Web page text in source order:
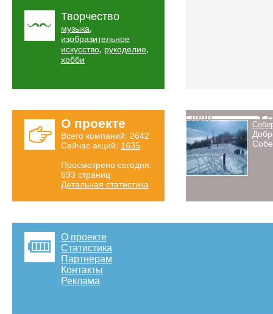
Творчество
музыка,
изобразительное
искусство, рукоделие,
хобби
О проекте
Всего компаний: 2642
Сейчас акций: 1635
Просмотрено сегодня:
693 страниц
Детальная статистика
Лето
О проекте
Статистика
Партнерам
Контакты
Реклама